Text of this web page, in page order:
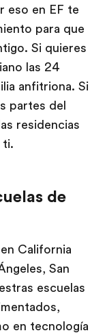
eso en EF te
para que
Si quieres
las 24
anfitriona. Si
partes del
residencias
ti.
de
California
San
escuelas
en tecnología